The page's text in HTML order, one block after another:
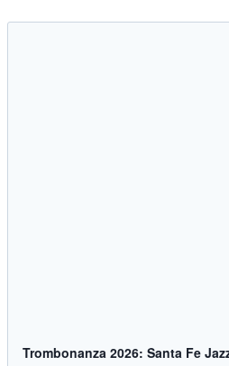
Trombonanza 2026: Santa Fe